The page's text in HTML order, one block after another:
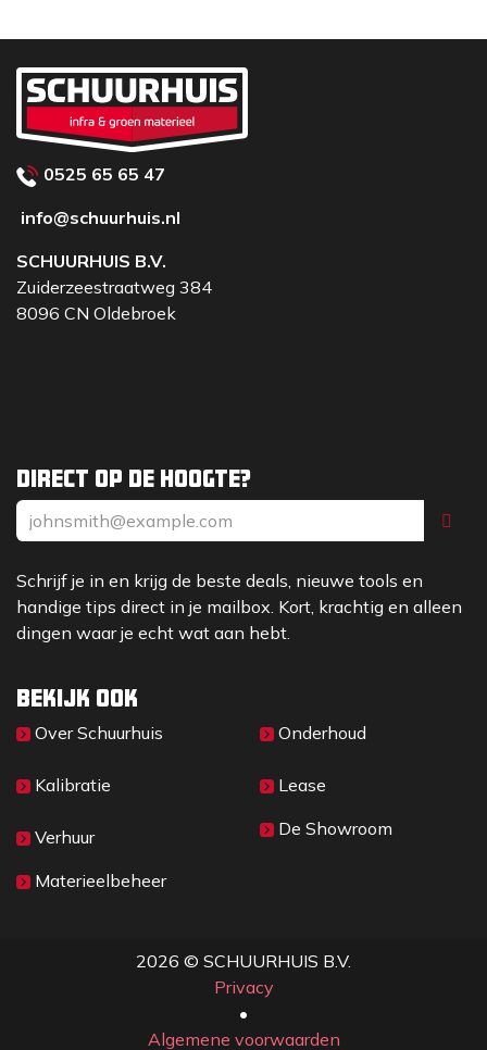
Direct op de hoogte?
Schrijf je in en krijg de beste deals, nieuwe tools en
handige tips direct in je mailbox. Kort, krachtig en alleen
dingen waar je echt wat aan hebt.
Bekijk ook
Over Sc​huurhuis
Kalibratie
Verhuur
Materieelbeheer
Onderhoud
Lease
De Showroom
0525 65 65 47
info@schuurhuis.nl
SCHUURHUIS B.V.
Zuiderzeestraatweg 384
8096 CN Oldebroek
2026 © SCHUURHUIS B.V.
Privacy
​• ​
Algemene voorwaarden